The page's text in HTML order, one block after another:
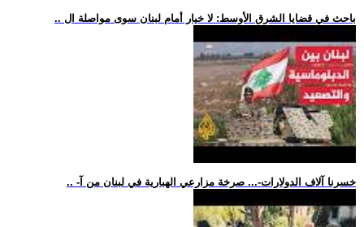
.. باحث في قضايا الشرق الأوسط: لا خيار أمام لبنان سوى مواصلة ال
.. -خسرنا آلاف الدولارات-... صرخة مزارعي الهبارية في لبنان من آ